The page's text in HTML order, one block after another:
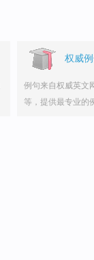
权威
例句来自权威英文
等，提供最专业的